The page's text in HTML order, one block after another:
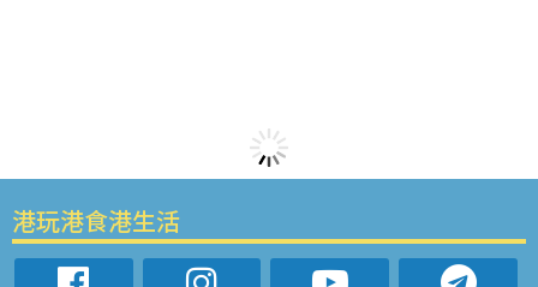
港玩港食港生活